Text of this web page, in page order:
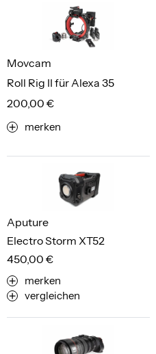
Roll Rig II für Alexa 35
Movcam
200,00 €
merken
Electro Storm XT52
Aputure
450,00 €
merken
vergleichen